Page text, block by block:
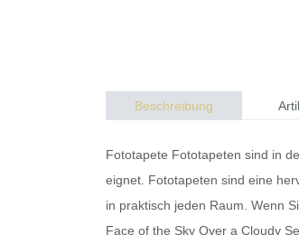
Beschreibung
Fototapete Fototapeten sind in
eignet. Fototapeten sind eine
in praktisch jeden Raum. Wenn
Face of the Sky Over a Cloudy